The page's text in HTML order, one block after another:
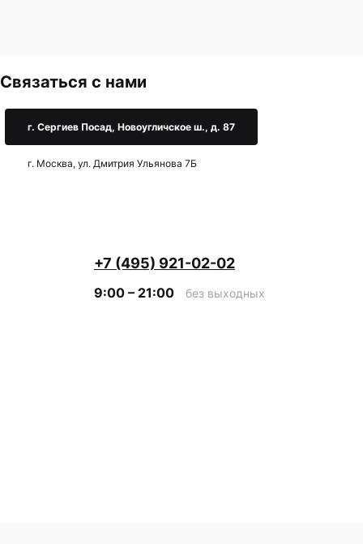
Связаться с нами
г. Сергиев Посад, Новоугличское ш., д. 87
г. Москва, ул. Дмитрия Ульянова 7Б
+7 (495) 921-02-02
9:00 – 21:00 без выходных